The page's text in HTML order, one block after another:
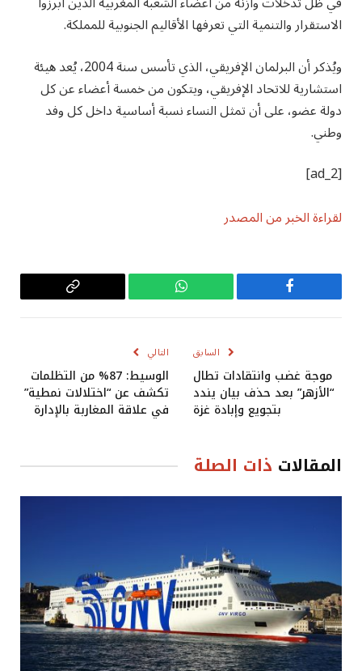
الاستقرار والتنمية التي تعرفها الأقاليم الجنوبية للمملكة.
ويُذكر أن البرلمان الإفريقي، الذي تأسس سنة 2004، يُعد هيئة
استشارية للاتحاد الإفريقي، ويتكون من خمسة أعضاء عن كل
دولة عضو، على أن تمثل النساء نسبة أساسية داخل كل وفد
وطني.
[ad_2]
لقراءة الخبر من المصدر
فيسبوك واتساب
Copy
السابق
موجة غضب وانتقادات تطال
“الأزهر” بعد حذف بيان يندد
بتجويع وإبادة غزة
التالي
الوسيط: 87% من التظلمات
تكشف عن “اختلالات نمطية”
في علاقة المغاربة بالإدارة
المقالات ذات الصلة